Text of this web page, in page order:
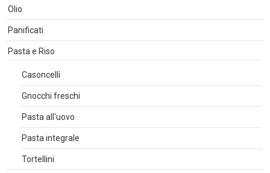
Olio
Panificati
Pasta e Riso
Casoncelli
Gnocchi freschi
Pasta all'uovo
Pasta integrale
Tortellini